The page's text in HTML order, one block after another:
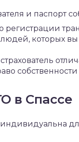
и паспорт
регистрации
которых
собственности
в Спассе